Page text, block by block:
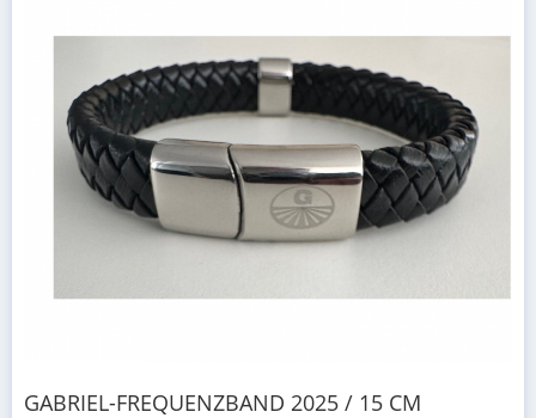
GABRIEL-FREQUENZBAND 2025 / 15 CM